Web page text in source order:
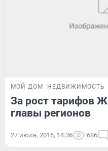
МОЙ ДОМ НЕДВИЖИМОСТЬ
За рост тарифов
главы регионов
27 июля, 2016, 14:36 686